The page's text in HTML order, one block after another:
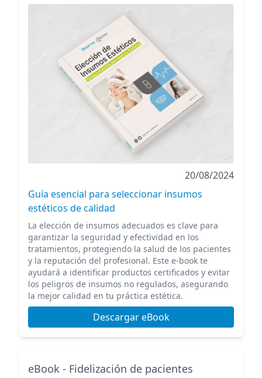
20/08/2024
Guía esencial para seleccionar insumos
estéticos de calidad
La elección de insumos adecuados es clave para
garantizar la seguridad y efectividad en los
tratamientos, protegiendo la salud de los pacientes
y la reputación del profesional. Este e-book te
ayudará a identificar productos certificados y evitar
los peligros de insumos no regulados, asegurando
la mejor calidad en tu práctica estética.
Descargar eBook
eBook - Fidelización de pacientes